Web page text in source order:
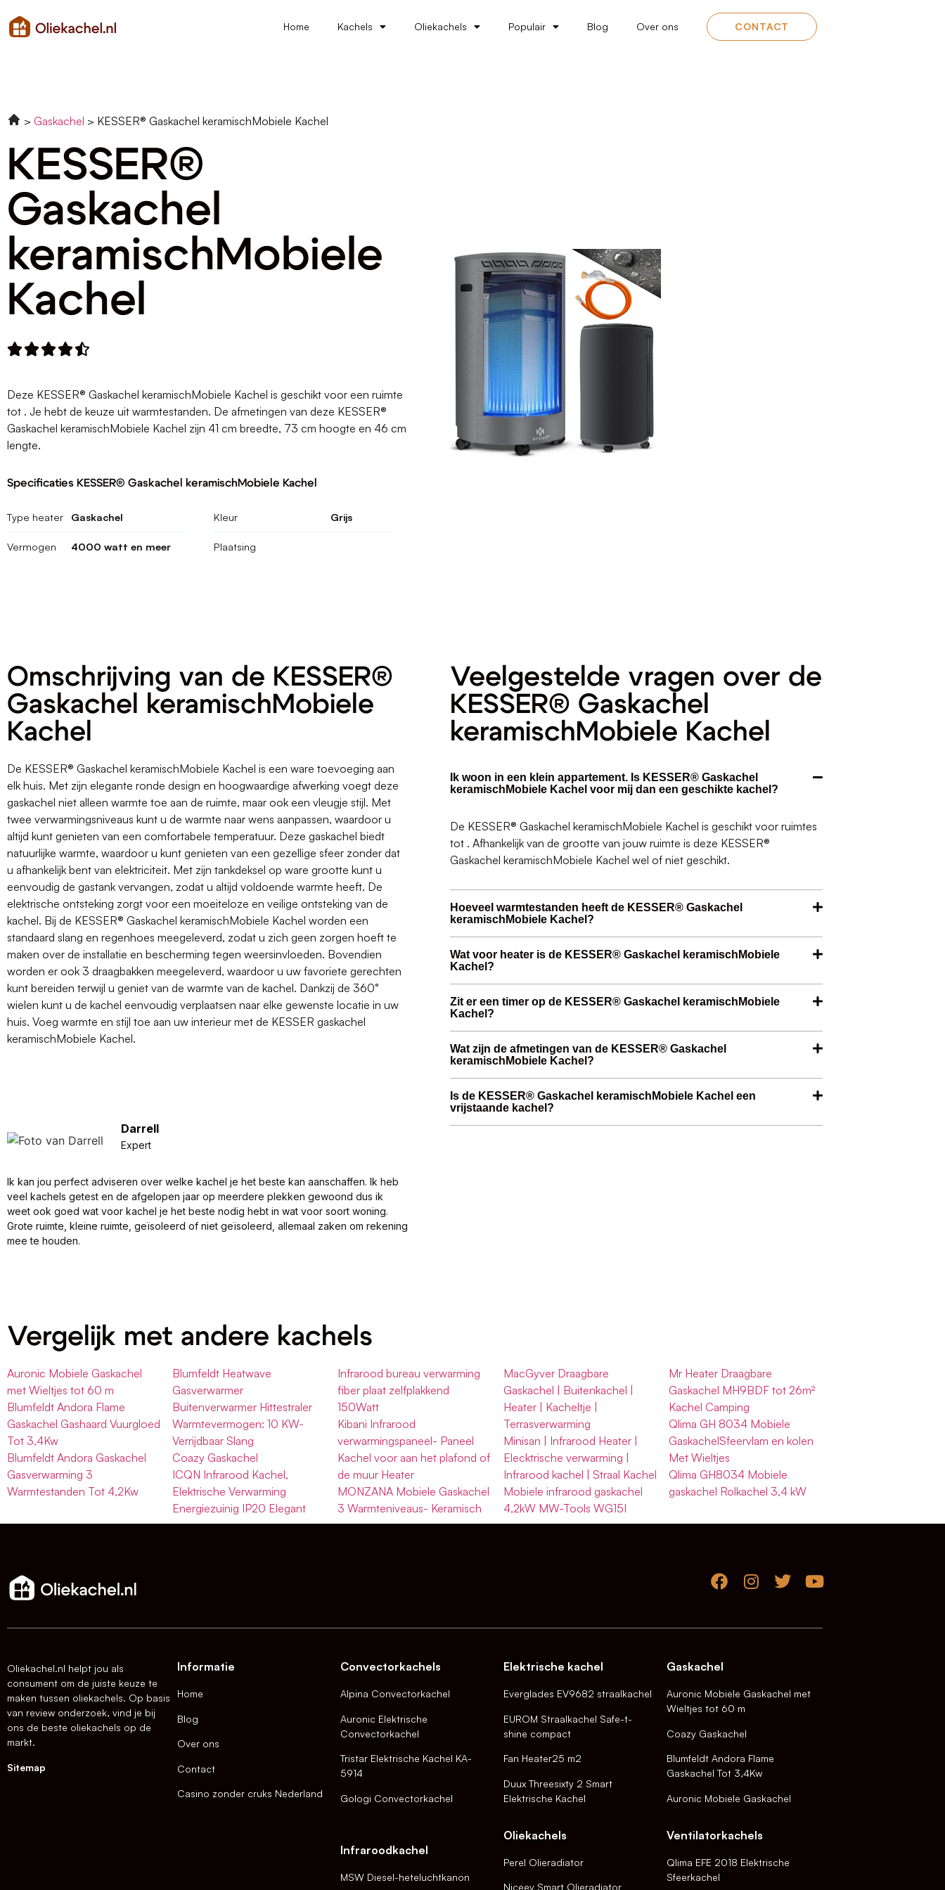
Home Kachels Oliekachels Populair Blog Over ons CONTACT
Gaskachel KESSER® Gaskachel keramischMobiele Kachel
KESSER®
Gaskachel
keramischMobiele
Kachel

Deze KESSER® Gaskachel keramischMobiele Kachel is geschikt voor een ruimte
tot . Je hebt de keuze uit warmtestanden. De afmetingen van deze KESSER®
Gaskachel keramischMobiele Kachel zijn 41 cm breedte, 73 cm hoogte en 46 cm
lengte.
Specificaties KESSER® Gaskachel keramischMobiele Kachel
Type heater Gaskachel
Vermogen 4000 watt en meer
Kleur Grijs
Plaatsing
Omschrijving van de KESSER®
Gaskachel keramischMobiele
Kachel
De KESSER® Gaskachel keramischMobiele Kachel is een ware toevoeging aan
elk huis. Met zijn elegante ronde design en hoogwaardige afwerking voegt deze
gaskachel niet alleen warmte toe aan de ruimte, maar ook een vleugje stijl. Met
twee verwarmingsniveaus kunt u de warmte naar wens aanpassen, waardoor u
altijd kunt genieten van een comfortabele temperatuur. Deze gaskachel biedt
natuurlijke warmte, waardoor u kunt genieten van een gezellige sfeer zonder dat
u afhankelijk bent van elektriciteit. Met zijn tankdeksel op ware grootte kunt u
eenvoudig de gastank vervangen, zodat u altijd voldoende warmte heeft. De
elektrische ontsteking zorgt voor een moeiteloze en veilige ontsteking van de
kachel. Bij de KESSER® Gaskachel keramischMobiele Kachel worden een
standaard slang en regenhoes meegeleverd, zodat u zich geen zorgen hoeft te
maken over de installatie en bescherming tegen weersinvloeden. Bovendien
worden er ook 3 draagbakken meegeleverd, waardoor u uw favoriete gerechten
kunt bereiden terwijl u geniet van de warmte van de kachel. Dankzij de 360°
wielen kunt u de kachel eenvoudig verplaatsen naar elke gewenste locatie in uw
huis. Voeg warmte en stijl toe aan uw interieur met de KESSER gaskachel
keramischMobiele Kachel.
Darrell
Expert
Ik kan jou perfect adviseren over welke kachel je het beste kan aanschaffen. Ik heb
veel kachels getest en de afgelopen jaar op meerdere plekken gewoond dus ik
weet ook goed wat voor kachel je het beste nodig hebt in wat voor soort woning.
Grote ruimte, kleine ruimte, geïsoleerd of niet geïsoleerd, allemaal zaken om rekening
mee te houden.
Veelgestelde vragen over de
KESSER® Gaskachel
keramischMobiele Kachel
Ik woon in een klein appartement. Is KESSER® Gaskachel
keramischMobiele Kachel voor mij dan een geschikte kachel?
De KESSER® Gaskachel keramischMobiele Kachel is geschikt voor ruimtes
tot . Afhankelijk van de grootte van jouw ruimte is deze KESSER®
Gaskachel keramischMobiele Kachel wel of niet geschikt.
Hoeveel warmtestanden heeft de KESSER® Gaskachel
keramischMobiele Kachel?
Wat voor heater is de KESSER® Gaskachel keramischMobiele
Kachel?
Zit er een timer op de KESSER® Gaskachel keramischMobiele
Kachel?
Wat zijn de afmetingen van de KESSER® Gaskachel
keramischMobiele Kachel?
Is de KESSER® Gaskachel keramischMobiele Kachel een
vrijstaande kachel?
Vergelijk met andere kachels
Auronic Mobiele Gaskachel
met Wieltjes tot 60 m
Blumfeldt Andora Flame
Gaskachel Gashaard Vuurgloed
Tot 3,4Kw
Blumfeldt Andora Gaskachel
Gasverwarming 3
Warmtestanden Tot 4,2Kw
Blumfeldt Heatwave
Gasverwarmer
Buitenverwarmer Hittestraler
Warmtevermogen: 10 KW-
Verrijdbaar Slang
Coazy Gaskachel
ICQN Infrarood Kachel,
Elektrische Verwarming
Energiezuinig IP20 Elegant
Infrarood bureau verwarming
fiber plaat zelfplakkend
150Watt
Kibani Infrarood
verwarmingspaneel- Paneel
Kachel voor aan het plafond of
de muur Heater
MONZANA Mobiele Gaskachel
3 Warmteniveaus- Keramisch
MacGyver Draagbare
Gaskachel | Buitenkachel |
Heater | Kacheltje |
Terrasverwarming
Minisan | Infrarood Heater |
Elecktrische verwarming |
Infrarood kachel | Straal Kachel
Mobiele infrarood gaskachel
4,2kW MW-Tools WG15I
Mr Heater Draagbare
Gaskachel MH9BDF tot 26m²
Kachel Camping
Qlima GH 8034 Mobiele
GaskachelSfeervlam en kolen
Met Wieltjes
Qlima GH8034 Mobiele
gaskachel Rolkachel 3,4 kW
Oliekachel.nl helpt jou als
consument om de juiste keuze te
maken tussen oliekachels. Op basis
van review onderzoek, vind je bij
ons de beste oliekachels op de
markt.
Sitemap
Informatie
Home
Blog
Over ons
Contact
Casino zonder cruks Nederland
Convectorkachels
Alpina Convectorkachel
Auronic Elektrische
Convectorkachel
Tristar Elektrische Kachel KA-
5914
Gologi Convectorkachel
Infraroodkachel
MSW Diesel-heteluchtkanon
Elektrische kachel
Everglades EV9682 straalkachel
EUROM Straalkachel Safe-t-
shine compact
Fan Heater25 m2
Duux Threesixty 2 Smart
Elektrische Kachel
Oliekachels
Perel Olieradiator
Niceey Smart Olieradiator
Gaskachel
Auronic Mobiele Gaskachel met
Wieltjes tot 60 m
Coazy Gaskachel
Blumfeldt Andora Flame
Gaskachel Tot 3,4Kw
Auronic Mobiele Gaskachel
Ventilatorkachels
Qlima EFE 2018 Elektrische
Sfeerkachel